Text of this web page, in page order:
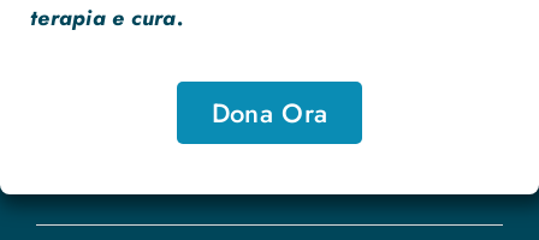
terapia e cura.
Dona Ora